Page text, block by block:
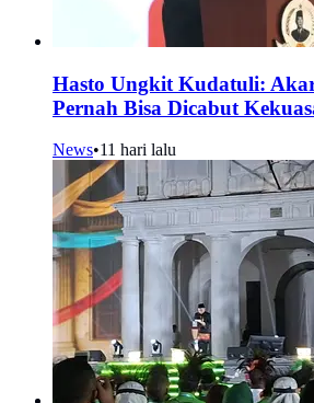
Hasto Ungkit Kudatuli:
Pernah Bisa Dicabut
News•11 hari lalu